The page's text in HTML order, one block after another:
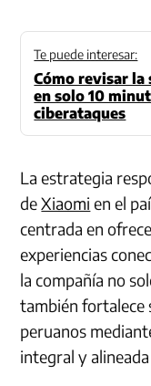
Te puede interesar:
Cómo revisar
en solo 10
ciberataques
La estrategia
deXiaomi en el
centrada en
experiencias
la compañía no
también fortalece
peruanos
integral y